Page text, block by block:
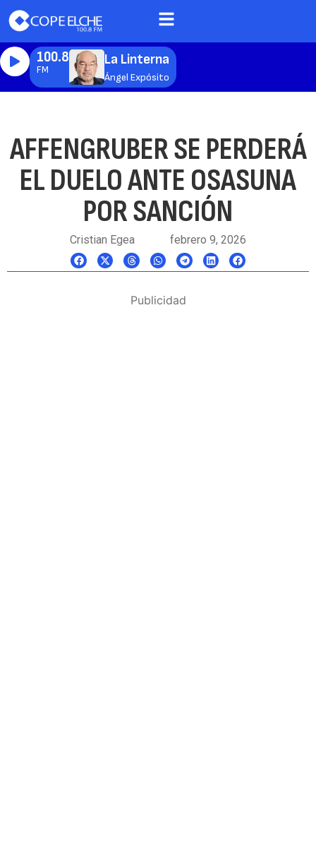
100.8
FM
La Linterna
Ángel Expósito
AFFENGRUBER SE PERDERÁ
EL DUELO ANTE OSASUNA
POR SANCIÓN
Cristian Egea febrero 9, 2026
Publicidad